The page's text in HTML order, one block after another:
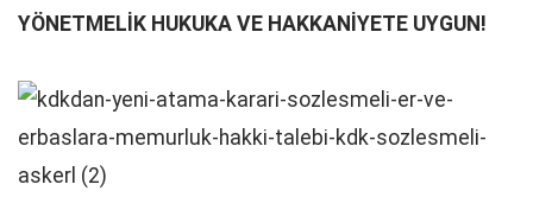
YÖNETMELİK HUKUKA VE HAKKANİYETE UYGUN!